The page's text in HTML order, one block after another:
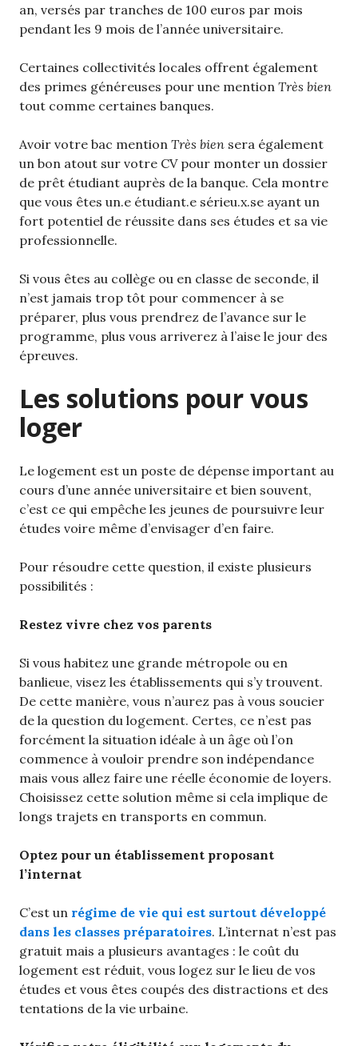
an, versés par tranches de 100 euros par mois
pendant les 9 mois de l’année universitaire.
Certaines collectivités locales offrent également
des primes généreuses pour une mention Très bien
tout comme certaines banques.
Avoir votre bac mention Très bien sera également
un bon atout sur votre CV pour monter un dossier
de prêt étudiant auprès de la banque. Cela montre
que vous êtes un.e étudiant.e sérieu.x.se ayant un
fort potentiel de réussite dans ses études et sa vie
professionnelle.
Si vous êtes au collège ou en classe de seconde, il
n’est jamais trop tôt pour commencer à se
préparer, plus vous prendrez de l’avance sur le
programme, plus vous arriverez à l’aise le jour des
épreuves.
Les solutions pour vous
loger
Le logement est un poste de dépense important au
cours d’une année universitaire et bien souvent,
c’est ce qui empêche les jeunes de poursuivre leur
études voire même d’envisager d’en faire.
Pour résoudre cette question, il existe plusieurs
possibilités :
Restez vivre chez vos parents
Si vous habitez une grande métropole ou en
banlieue, visez les établissements qui s’y trouvent.
De cette manière, vous n’aurez pas à vous soucier
de la question du logement. Certes, ce n’est pas
forcément la situation idéale à un âge où l’on
commence à vouloir prendre son indépendance
mais vous allez faire une réelle économie de loyers.
Choisissez cette solution même si cela implique de
longs trajets en transports en commun.
Optez pour un établissement proposant
l’internat
C’est un régime de vie qui est surtout développé
dans les classes préparatoires. L’internat n’est pas
gratuit mais a plusieurs avantages : le coût du
logement est réduit, vous logez sur le lieu de vos
études et vous êtes coupés des distractions et des
tentations de la vie urbaine.